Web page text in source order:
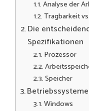
Analyse der
Tragbarkeit
Die
Spezifikationen
Prozessor
Speicher
Windows